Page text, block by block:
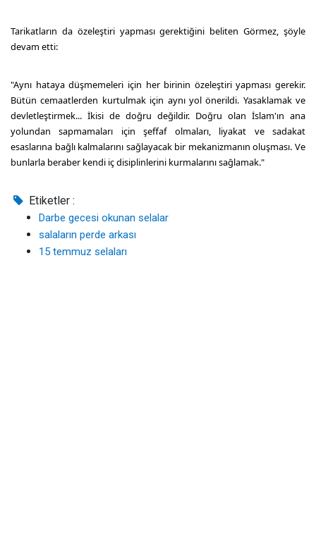
Tarikatların da özeleştiri yapması gerektiğini beliten Görmez, şöyle
devam etti:
"Aynı hataya düşmemeleri için her birinin özeleştiri yapması gerekir.
Bütün cemaatlerden kurtulmak için aynı yol önerildi. Yasaklamak ve
devletleştirmek... İkisi de doğru değildir. Doğru olan İslam'ın ana
yolundan sapmamaları için şeffaf olmaları, liyakat ve sadakat
esaslarına bağlı kalmalarını sağlayacak bir mekanizmanın oluşması. Ve
bunlarla beraber kendi iç disiplinlerini kurmalarını sağlamak."
Etiketler :
Darbe gecesi okunan selalar
salaların perde arkası
15 temmuz selaları